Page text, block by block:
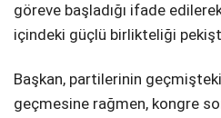
göreve başladığı ifade
içindeki güçlü birlikteliği
Başkan, partilerinin geçmişteki
geçmesine rağmen, kongre